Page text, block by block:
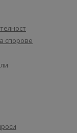
спорове